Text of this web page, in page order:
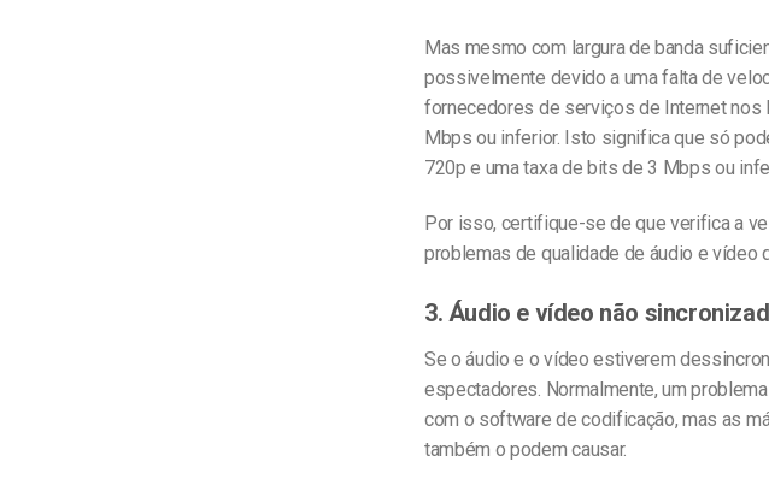
Mas mesmo com largura de banda
possivelmente devido a uma falta de
fornecedores de serviços de Internetnos
Mbps ou inferior. Isto significa que só
720p e uma taxa de bits de 3 Mbps ou
Por isso, certifique-se de que verifica a
problemas de qualidade de áudio e vídeo
3. Áudio e vídeo não
Se o áudio e o vídeo estiverem
espectadores. Normalmente, um
com o software de codificação, mas as
também o podem causar.